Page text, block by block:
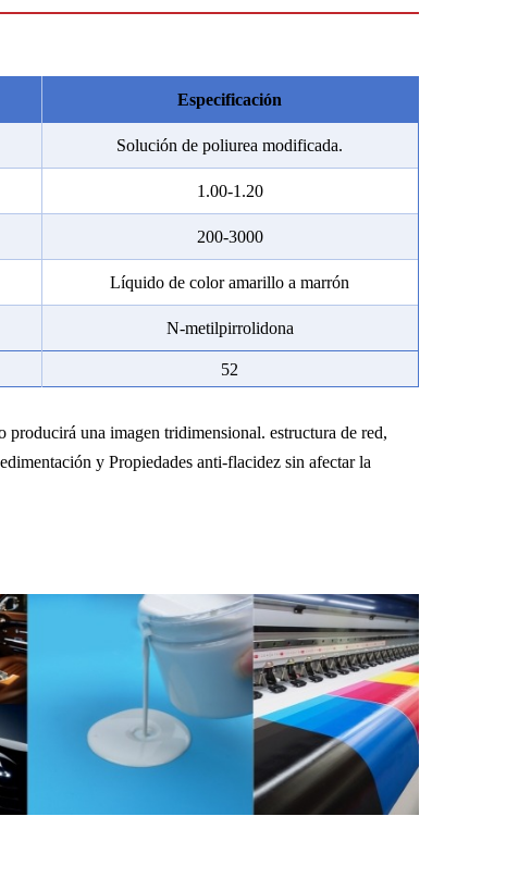
Especificación
Solución de poliurea modificada.
1.00-1.20
200-3000
Líquido de color amarillo a marrón
N-metilpirrolidona
52
producirá una imagen tridimensional. estructura de red,
y Propiedades anti-flacidez sin afectar la